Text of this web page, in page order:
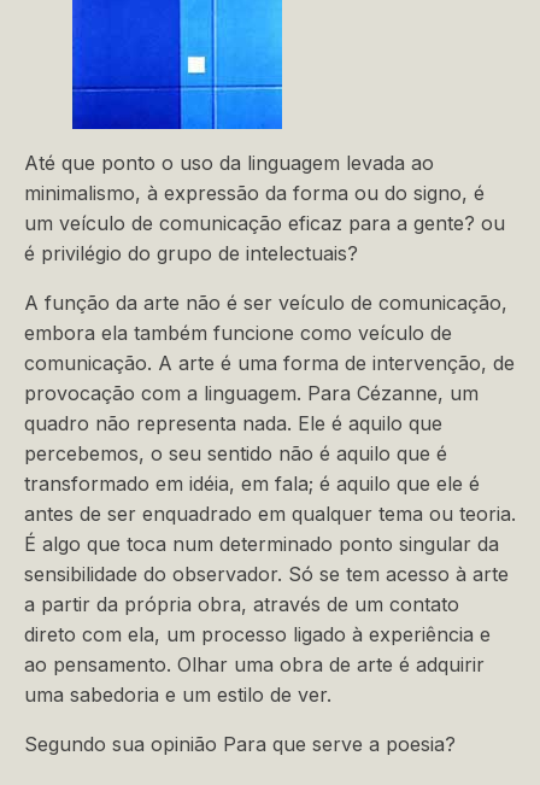
Até que ponto o uso da linguagem levada ao
minimalismo, à expressão da forma ou do signo, é
um veículo de comunicação eficaz para a gente? ou
é privilégio do grupo de intelectuais?
A função da arte não é ser veículo de comunicação,
embora ela também funcione como veículo de
comunicação. A arte é uma forma de intervenção, de
provocação com a linguagem. Para Cézanne, um
quadro não representa nada. Ele é aquilo que
percebemos, o seu sentido não é aquilo que é
transformado em idéia, em fala; é aquilo que ele é
antes de ser enquadrado em qualquer tema ou teoria.
É algo que toca num determinado ponto singular da
sensibilidade do observador. Só se tem acesso à arte
a partir da própria obra, através de um contato
direto com ela, um processo ligado à experiência e
ao pensamento. Olhar uma obra de arte é adquirir
uma sabedoria e um estilo de ver.
Segundo sua opinião Para que serve a poesia?